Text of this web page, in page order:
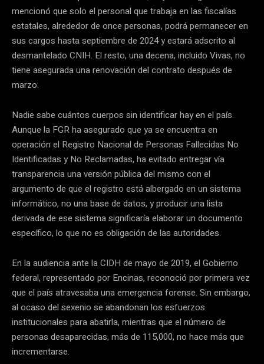
mencionó que solo el personal que trabaja en las fiscalías
estatales, alrededor de once personas, podrá permanecer en
sus cargos hasta septiembre de 2024 y estará adscrito al
desmantelado CNIH. El resto, una decena, incluido Vivas, no
tiene asegurada una renovación del contrato después de
marzo.
Nadie sabe cuántos cuerpos sin identificar hay en el país.
Aunque la FGR ha asegurado que ya se encuentra en
operación el Registro Nacional de Personas Fallecidas No
Identificadas y No Reclamadas, ha evitado entregar vía
transparencia una versión pública del mismo con el
argumento de que el registro está albergado en un sistema
informático, no una base de datos, y producir una lista
derivada de ese sistema significaría elaborar un documento
específico, lo que no es obligación de las autoridades.
En la audiencia ante la CIDH de mayo de 2019, el Gobierno
federal, representado por Encinas, reconoció por primera vez
que el país atravesaba una emergencia forense. Sin embargo,
al ocaso del sexenio se abandonan los esfuerzos
institucionales para abatirla, mientras que el número de
personas desaparecidas, más de 115,000, no hace más que
incrementarse.